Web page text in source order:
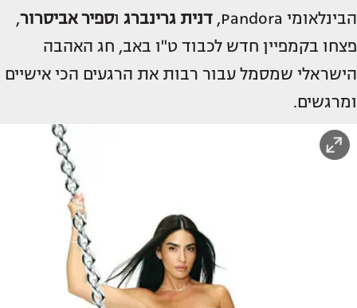
הבינלאומי Pandora,
דנית גרינברג וספיר אביסרור,
פצחו בקמפיין חדש לכבוד ט"ו באב, חג האהבה
הישראלי שמסמל עבור רבות את הרגעים הכי אישיים
ומרגשים.